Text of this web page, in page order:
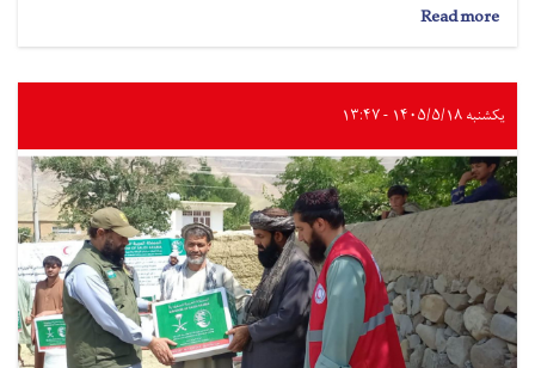
Read more
بادغیس
د
۳.۲
افغانیو
په
ارزښت
کانال
جوړولو
پروژه
پیل
شوه
یکشنبه ۱۴۰۵/۵/۱۸ - ۱۳:۴۷